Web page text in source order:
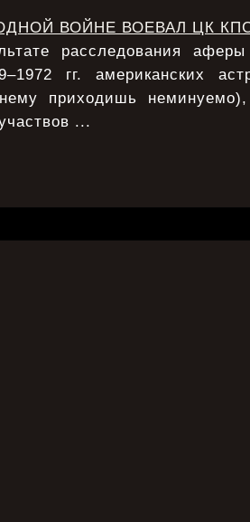
ВОЙНЕ ВОЕВАЛ ЦК
расследования
гг. американских
приходишь
...